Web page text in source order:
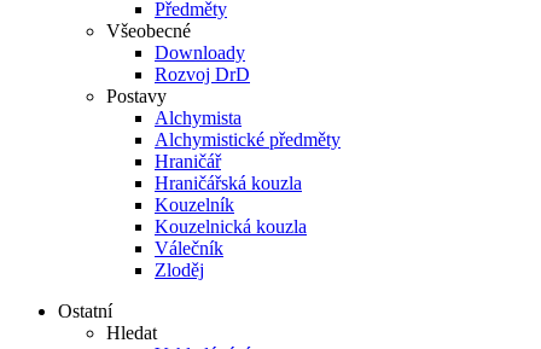
Předměty
Všeobecné
Downloady
Rozvoj DrD
Postavy
Alchymista
Alchymistické předměty
Hraničář
Hraničářská kouzla
Kouzelník
Kouzelnická kouzla
Válečník
Zloděj
Ostatní
Hledat